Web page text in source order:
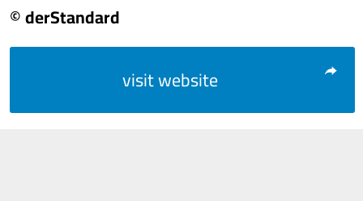
© derStandard
visit website